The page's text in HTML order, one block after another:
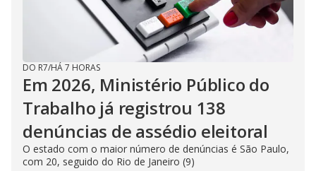
DO R7/HÁ 7 HORAS
Em 2026, Ministério Público do
Trabalho já registrou 138
denúncias de assédio eleitoral
O estado com o maior número de denúncias é São Paulo,
com 20, seguido do Rio de Janeiro (9)